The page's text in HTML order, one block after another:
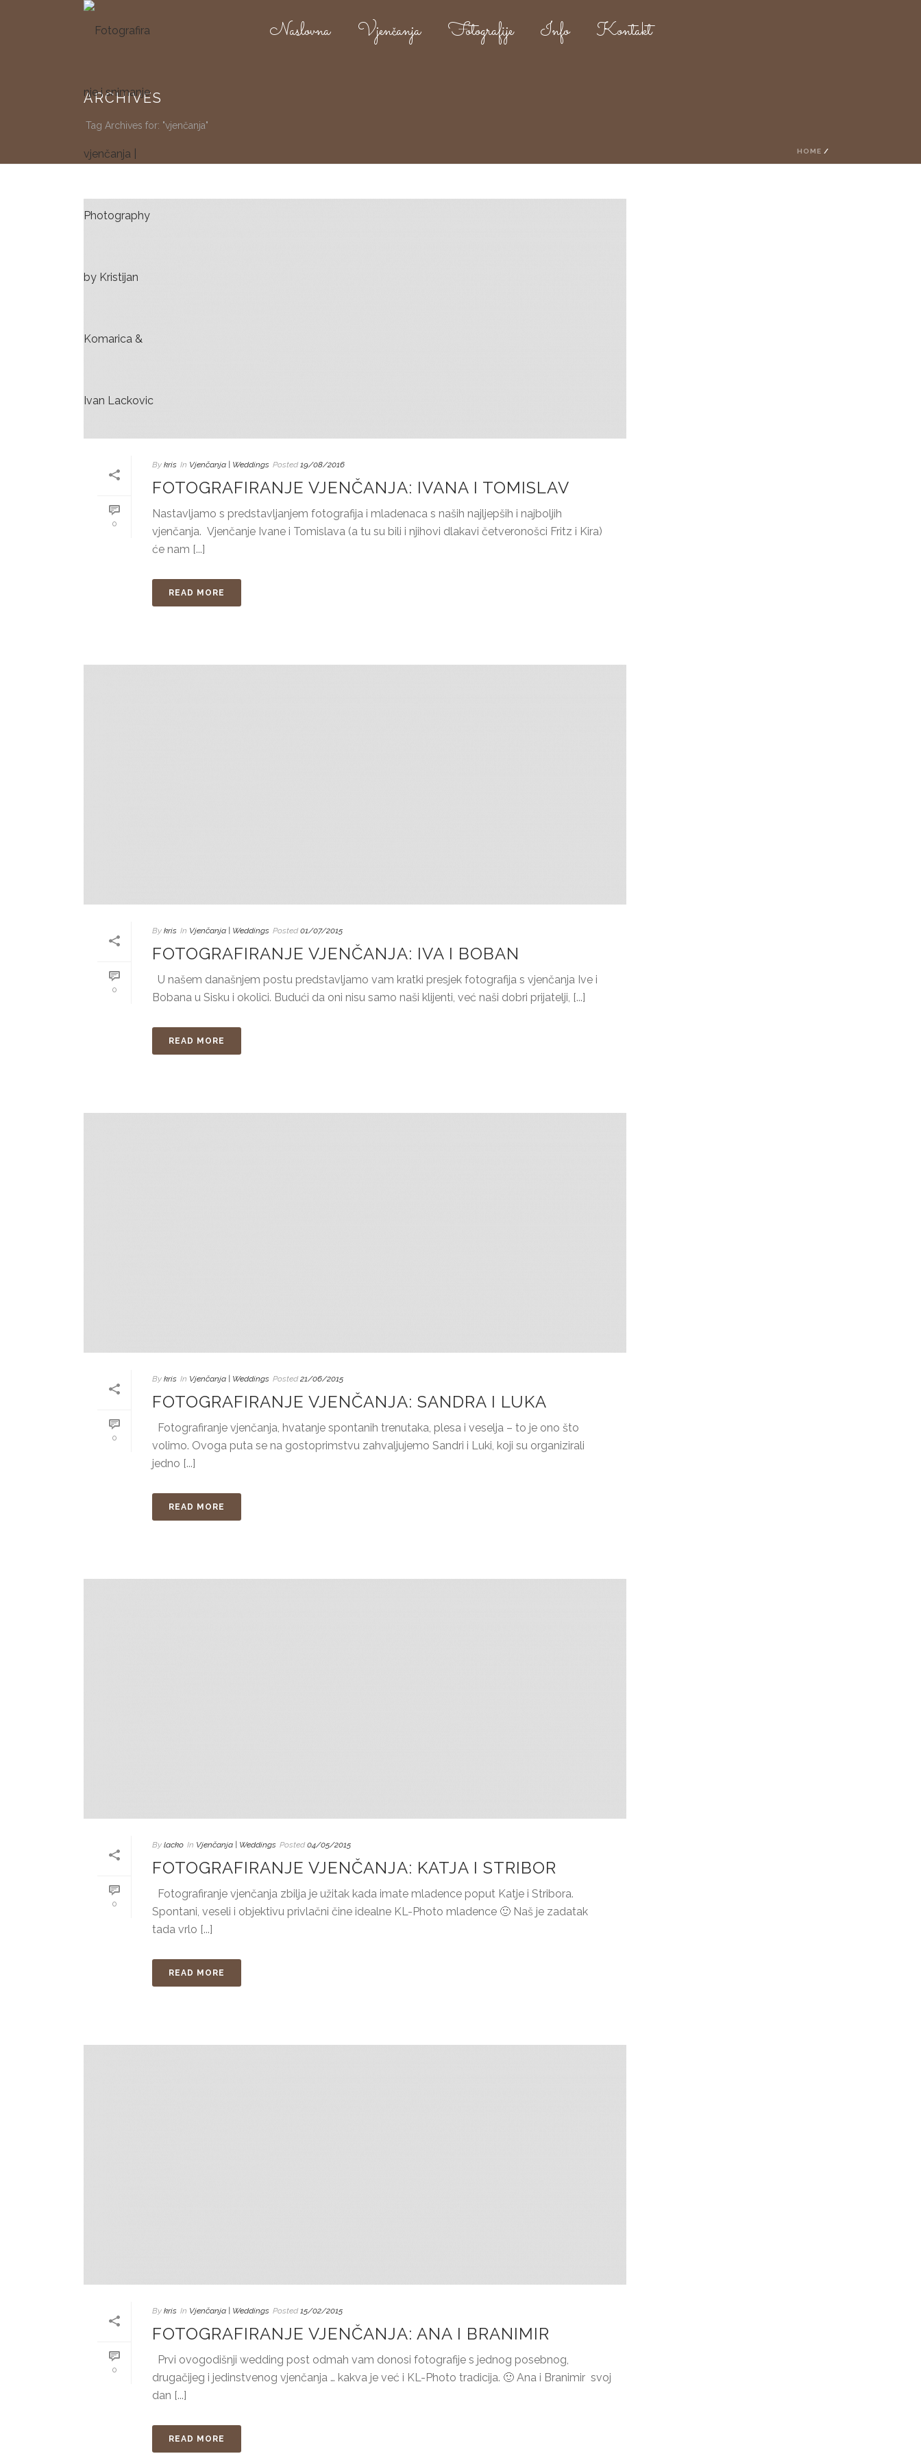
Naslovna Vjenčanja Fotografije Info Kontakt
ARCHIVES
Tag Archives for: "vjenčanja"
HOME /
0
By kris In Vjenčanja | Weddings Posted 19/08/2016
FOTOGRAFIRANJE VJENČANJA: IVANA I TOMISLAV
Nastavljamo s predstavljanjem fotografija i mladenaca s naših najljepših i najboljih
vjenčanja. Vjenčanje Ivane i Tomislava (a tu su bili i njihovi dlakavi četveronošci Fritz i Kira)
će nam [...]
READ MORE
0
By kris In Vjenčanja | Weddings Posted 01/07/2015
FOTOGRAFIRANJE VJENČANJA: IVA I BOBAN
U našem današnjem postu predstavljamo vam kratki presjek fotografija s vjenčanja Ive i
Bobana u Sisku i okolici. Budući da oni nisu samo naši klijenti, već naši dobri prijatelji, [...]
READ MORE
0
By kris In Vjenčanja | Weddings Posted 21/06/2015
FOTOGRAFIRANJE VJENČANJA: SANDRA I LUKA
Fotografiranje vjenčanja, hvatanje spontanih trenutaka, plesa i veselja – to je ono što
volimo. Ovoga puta se na gostoprimstvu zahvaljujemo Sandri i Luki, koji su organizirali
jedno [...]
READ MORE
0
By lacko In Vjenčanja | Weddings Posted 04/05/2015
FOTOGRAFIRANJE VJENČANJA: KATJA I STRIBOR
Fotografiranje vjenčanja zbilja je užitak kada imate mladence poput Katje i Stribora.
Spontani, veseli i objektivu privlačni čine idealne KL-Photo mladence 🙂 Naš je zadatak
tada vrlo [...]
READ MORE
0
By kris In Vjenčanja | Weddings Posted 15/02/2015
FOTOGRAFIRANJE VJENČANJA: ANA I BRANIMIR
Prvi ovogodišnji wedding post odmah vam donosi fotografije s jednog posebnog,
drugačijeg i jedinstvenog vjenčanja … kakva je već i KL-Photo tradicija. 🙂 Ana i Branimir svoj
dan [...]
READ MORE